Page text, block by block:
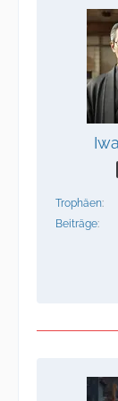
Trophäen
Beiträge